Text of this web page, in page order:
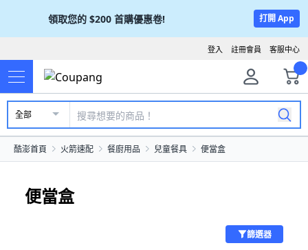
領取您的 $200 首購優惠卷! 打開 App
客服中心
註冊會員
登入
全部
酷澎首頁 火箭速配 餐廚用品 兒童餐具 便當盒
便當盒
篩選器